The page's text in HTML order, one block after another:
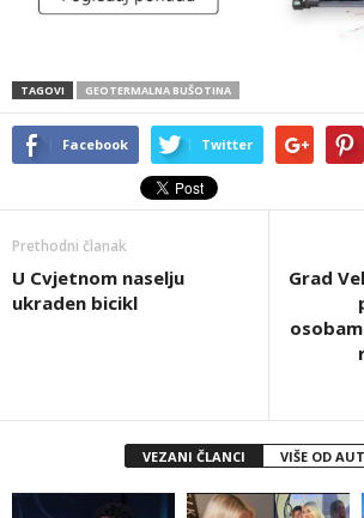
TAGOVI GEOTERMALNA BUŠOTINA
Facebook Twitter
Prethodni članak
U Cvjetnom naselju
ukraden bicikl
Grad
VEZANI ČLANCI VIŠE OD